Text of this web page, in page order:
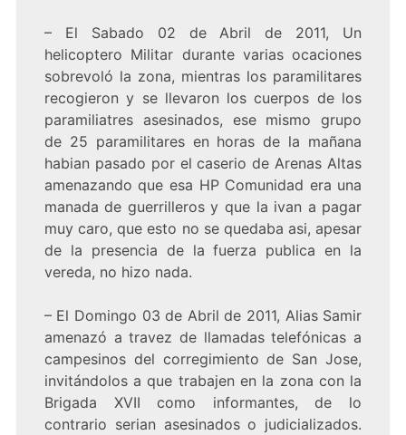
– El Sabado 02 de Abril de 2011, Un
helicoptero Militar durante varias ocaciones
sobrevoló la zona, mientras los paramilitares
recogieron y se llevaron los cuerpos de los
paramiliatres asesinados, ese mismo grupo
de 25 paramilitares en horas de la mañana
habian pasado por el caserio de Arenas Altas
amenazando que esa HP Comunidad era una
manada de guerrilleros y que la ivan a pagar
muy caro, que esto no se quedaba asi, apesar
de la presencia de la fuerza publica en la
vereda, no hizo nada.
– El Domingo 03 de Abril de 2011, Alias Samir
amenazó a travez de llamadas telefónicas a
campesinos del corregimiento de San Jose,
invitándolos a que trabajen en la zona con la
Brigada XVII como informantes, de lo
contrario serian asesinados o judicializados.